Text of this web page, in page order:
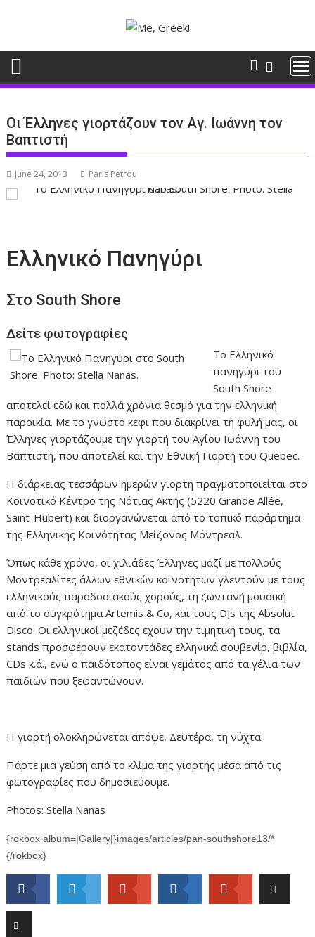
Οι Έλληνες γιορτάζουν τον Αγ. Ιωάννη τον
Βαπτιστή
June 24, 2013 Paris Petrou
Ελληνικό Πανηγύρι
Στο South Shore
Δείτε φωτογραφίες
Το Ελληνικό
πανηγύρι του
South Shore
αποτελεί εδώ και πολλά χρόνια θεσμό για την ελληνική
παροικία. Με το γνωστό κέφι που διακρίνει τη φυλή μας, οι
Έλληνες γιορτάζουμε την γιορτή του Αγίου Ιωάννη του
Βαπτιστή, που αποτελεί και την Εθνική Γιορτή του Quebec.
Η διάρκειας τεσσάρων ημερών γιορτή πραγματοποιείται στο
Κοινοτικό Κέντρο της Νότιας Ακτής (5220 Grande Allée,
Saint-Hubert) και διοργανώνεται από το τοπικό παράρτημα
της Ελληνικής Κοινότητας Μείζονος Μόντρεαλ.
Όπως κάθε χρόνο, οι χιλιάδες Έλληνες μαζί με πολλούς
Μοντρεαλίτες άλλων εθνικών κοινοτήτων γλεντούν με τους
ελληνικούς παραδοσιακούς χορούς, τη ζωντανή μουσική
από το συγκρότημα Artemis & Co, και τους DJs της Absolut
Disco. Οι ελληνικοί μεζέδες έχουν την τιμητική τους, τα
stands προσφέρουν εκατοντάδες ελληνικά σουβενίρ, βιβλία,
CDs κ.ά., ενώ ο παιδότοπος είναι γεμάτος από τα γέλια των
παιδιών που ξεφαντώνουν.
Η γιορτή ολοκληρώνεται απόψε, Δευτέρα, τη νύχτα.
Πάρτε μια γεύση από το κλίμα της γιορτής μέσα από τις
φωτογραφίες που δημοσιεύουμε.
Photos: Stella Nanas
{rokbox album=|Gallery|}images/articles/pan-southshore13/*
{/rokbox}